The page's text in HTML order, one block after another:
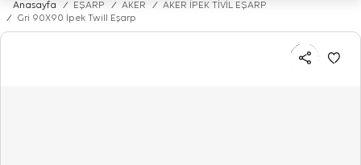
Anasayfa / EŞARP / AKER /
AKER İPEK TİVİL EŞARP
/
Gri 90X90 İpek Twill Eşarp